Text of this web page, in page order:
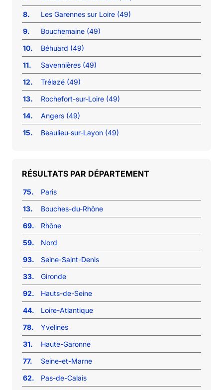
8.
Les Garennes sur Loire (49)
9.
Bouchemaine (49)
10.
Béhuard (49)
11.
Savennières (49)
12.
Trélazé (49)
13.
Rochefort-sur-Loire (49)
14.
Angers (49)
15.
Beaulieu-sur-Layon (49)
RÉSULTATS PAR DÉPARTEMENT
75.
Paris
13.
Bouches-du-Rhône
69.
Rhône
59.
Nord
93.
Seine-Saint-Denis
33.
Gironde
92.
Hauts-de-Seine
44.
Loire-Atlantique
78.
Yvelines
31.
Haute-Garonne
77.
Seine-et-Marne
62.
Pas-de-Calais